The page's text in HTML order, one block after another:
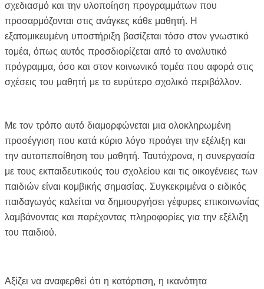
σχεδιασμό και την υλοποίηση προγραμμάτων που
προσαρμόζονται στις ανάγκες κάθε μαθητή. Η
εξατομικευμένη υποστήριξη βασίζεται τόσο στον γνωστικό
τομέα, όπως αυτός προσδιορίζεται από το αναλυτικό
πρόγραμμα, όσο και στον κοινωνικό τομέα που αφορά στις
σχέσεις του μαθητή με το ευρύτερο σχολικό περιβάλλον.
Με τον τρόπο αυτό διαμορφώνεται μια ολοκληρωμένη
προσέγγιση που κατά κύριο λόγο προάγει την εξέλιξη και
την αυτοπεποίθηση του μαθητή. Ταυτόχρονα, η συνεργασία
με τους εκπαιδευτικούς του σχολείου και τις οικογένειες των
παιδιών είναι κομβικής σημασίας. Συγκεκριμένα ο ειδικός
παιδαγωγός καλείται να δημιουργήσει γέφυρες επικοινωνίας
λαμβάνοντας και παρέχοντας πληροφορίες για την εξέλιξη
του παιδιού.
Αξίζει να αναφερθεί ότι η κατάρτιση, η ικανότητα